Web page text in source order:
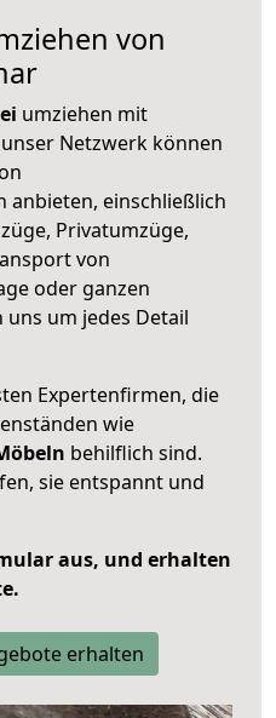
von
umziehen mit
Netzwerk können
anbieten, einschließlich
Privatumzüge,
von
oder ganzen
um jedes Detail
Expertenfirmen, die
wie
behilflich sind.
sie entspannt und
aus, und erhalten
erhalten